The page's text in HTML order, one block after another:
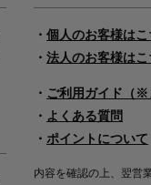
・ 個人のお客様はこ
・ 法人のお客様はこ
・ ご利用ガイド（※
・ よくある質問
・ ポイントについて
内容を確認の上、翌営